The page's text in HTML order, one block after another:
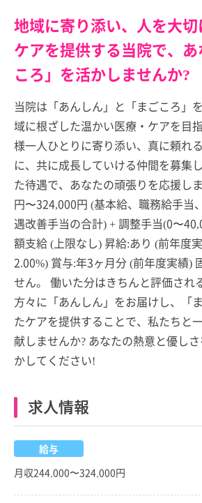
地域に寄り添い、人を大切
ケアを提供する当院で、
ころ」を活かしませんか?
当院は「あんしん」と「まごころ」
域に根ざした温かい医療・ケアを目
様一人ひとりに寄り添い、真に頼れ
に、共に成長していける仲間を募集
た待遇で、あなたの頑張りを応援し
円〜324,000円 (基本給、職務給手当
遇改善手当の合計) + 調整手当(0〜
額支給 (上限なし) 昇給:あり (前年度
2.00%) 賞与:年3ヶ月分 (前年度実績)
せん。 働いた分はきちんと評価され
方々に「あんしん」をお届けし、「
たケアを提供することで、私たちと
献しませんか? あなたの熱意と優し
かしてください!
求人情報
給与
月収244,000〜324,000円